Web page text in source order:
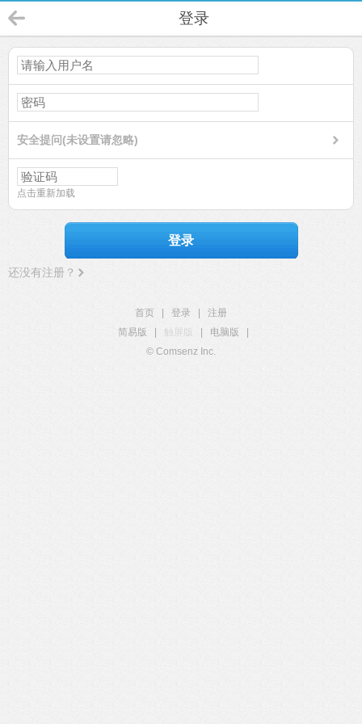
登录
安全提问(未设置请忽略)
点击重新加载
登录
还没有注册？
首页 登录
注册
简易版
触屏版 电脑版
© Comsenz Inc.